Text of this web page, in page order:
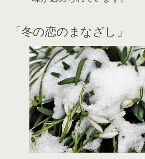
「冬の恋のまなざし」